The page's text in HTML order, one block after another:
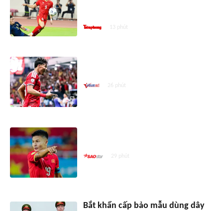
13 phút
26 phút
29 phút
Bắt khẩn cấp bảo mẫu dùng dây